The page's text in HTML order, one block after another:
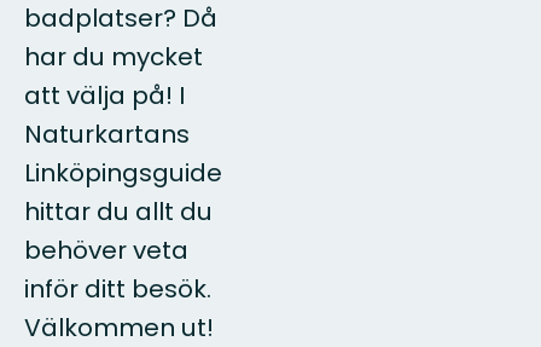
badplatser? Då
har du mycket
att välja på! I
Naturkartans
Linköpingsguide
hittar du allt du
behöver veta
inför ditt besök.
Välkommen ut!